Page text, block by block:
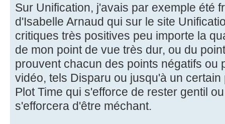
Sur Unification, j'avais par exemple été
d'Isabelle Arnaud qui sur le site
critiques très positives peu importe la
de mon point de vue très dur, ou du
prouvent chacun des points négatifs ou
vidéo, tels Disparu ou jusqu'à un
Plot Time qui s'efforce de rester gentil
s'efforcera d'être méchant.